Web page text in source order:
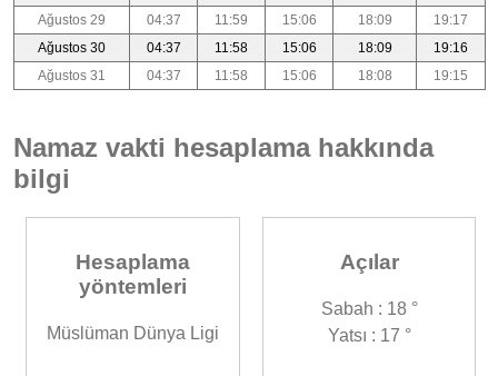
Ağustos 29
04:37 11:59 15:06 18:09
19:17
Ağustos 30
04:37 11:58 15:06 18:09
19:16
Ağustos 31
04:37 11:58 15:06 18:08 19:15
Namaz vakti hesaplama hakkında
bilgi
Hesaplama
yöntemleri
Müslüman Dünya Ligi
Açılar
Sabah : 18 °
Yatsı : 17 °